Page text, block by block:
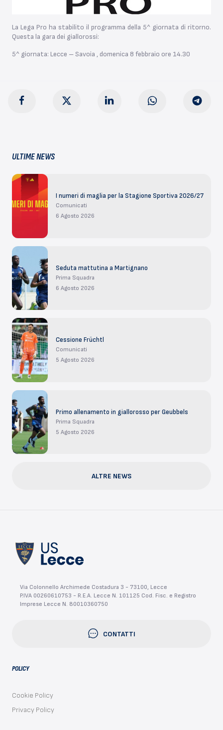
La Lega Pro ha stabilito il programma della 5^ giornata di ritorno.
Questa la gara dei giallorossi:
5^ giornata: Lecce – Savoia , domenica 8 febbraio ore 14.30
ULTIME NEWS
I numeri di maglia per la Stagione Sportiva 2026/27
Comunicati
6 Agosto 2026
Seduta mattutina a Martignano
Prima Squadra
6 Agosto 2026
Cessione Früchtl
Comunicati
5 Agosto 2026
Primo allenamento in giallorosso per Geubbels
Prima Squadra
5 Agosto 2026
ALTRE NEWS
Via Colonnello Archimede Costadura 3 - 73100, Lecce
P.IVA 00260610753 - R.E.A. Lecce N. 101125 Cod. Fisc. e Registro
Imprese Lecce N. 80010360750
CONTATTI
POLICY
Cookie Policy
Privacy Policy